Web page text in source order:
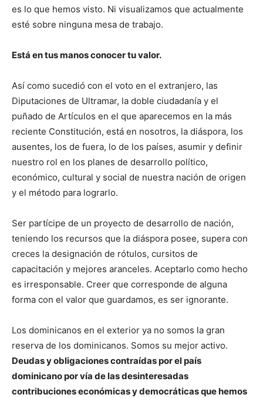
es lo que hemos visto. Ni visualizamos que actualmente
esté sobre ninguna mesa de trabajo.
Está en tus manos conocer tu valor.
Así como sucedió con el voto en el extranjero, las
Diputaciones de Ultramar, la doble ciudadanía y el
puñado de Artículos en el que aparecemos en la más
reciente Constitución, está en nosotros, la diáspora, los
ausentes, los de fuera, lo de los países, asumir y definir
nuestro rol en los planes de desarrollo político,
económico, cultural y social de nuestra nación de origen
y el método para lograrlo.
Ser partícipe de un proyecto de desarrollo de nación,
teniendo los recursos que la diáspora posee, supera con
creces la designación de rótulos, cursitos de
capacitación y mejores aranceles. Aceptarlo como hecho
es irresponsable. Creer que corresponde de alguna
forma con el valor que guardamos, es ser ignorante.
Los dominicanos en el exterior ya no somos la gran
reserva de los dominicanos. Somos su mejor activo.
Deudas y obligaciones contraídas por el país
dominicano por vía de las desinteresadas
contribuciones económicas y democráticas que hemos